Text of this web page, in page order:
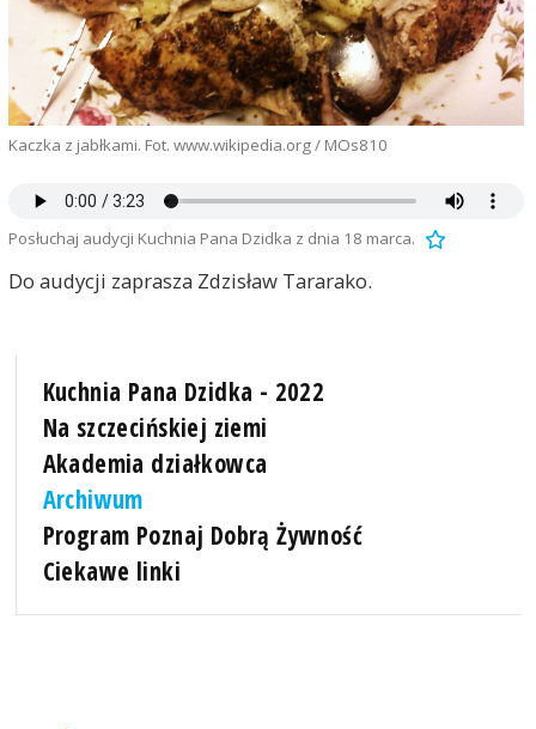
Kaczka z jabłkami. Fot. www.wikipedia.org / MOs810
Posłuchaj audycji Kuchnia Pana Dzidka z dnia 18 marca.
Do audycji zaprasza Zdzisław Tararako.
Kuchnia Pana Dzidka - 2022
Na szczecińskiej ziemi
Akademia działkowca
Archiwum
Program Poznaj Dobrą Żywność
Ciekawe linki